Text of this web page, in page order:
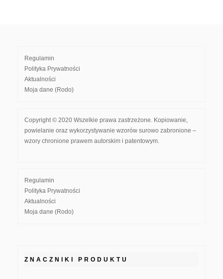
Regulamin
Polityka Prywatności
Aktualności
Moja dane (Rodo)
Copyright © 2020 Wszelkie prawa zastrzeżone. Kopiowanie,
powielanie oraz wykorzystywanie wzorów surowo zabronione –
wzory chronione prawem autorskim i patentowym.
Regulamin
Polityka Prywatności
Aktualności
Moja dane (Rodo)
ZNACZNIKI PRODUKTU